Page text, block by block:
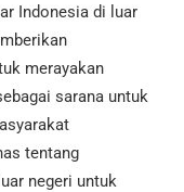
Indonesia di luar
merayakan
sarana untuk
tentang
negeri untuk